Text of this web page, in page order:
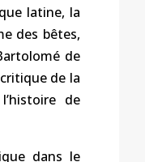
latine, la
des bêtes,
de
de la
de
dans le